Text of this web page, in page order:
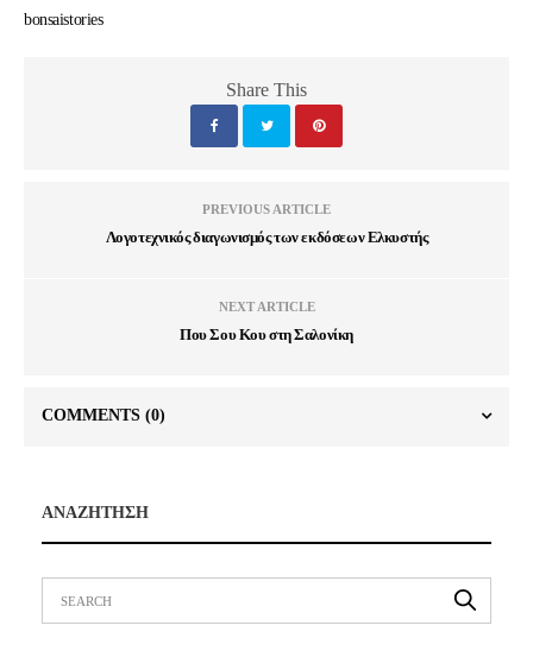
bonsaistories
Share This
PREVIOUS ARTICLE
Λογοτεχνικός διαγωνισμός των εκδόσεων Ελκυστής
NEXT ARTICLE
Που Σου Κου στη Σαλονίκη
COMMENTS (0)
ΑΝΑΖΗΤΗΣΗ